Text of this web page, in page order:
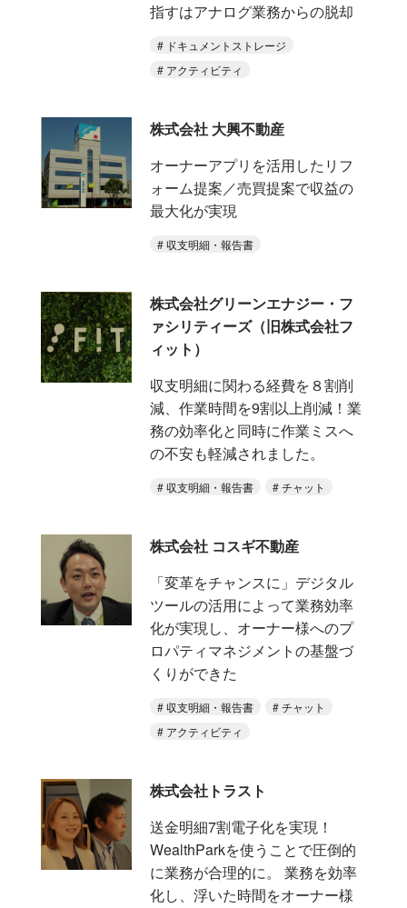
指すはアナログ業務からの脱却
ドキュメントストレージ
アクティビティ
株式会社 大興不動産
オーナーアプリを活用したリフ
ォーム提案／売買提案で収益の
最大化が実現
収支明細・報告書
株式会社グリーンエナジー・フ
ァシリティーズ（旧株式会社フ
ィット）
収支明細に関わる経費を８割削
減、作業時間を9割以上削減！業
務の効率化と同時に作業ミスへ
の不安も軽減されました。
収支明細・報告書 チャット
株式会社 コスギ不動産
「変革をチャンスに」デジタル
ツールの活用によって業務効率
化が実現し、オーナー様へのプ
ロパティマネジメントの基盤づ
くりができた
収支明細・報告書
チャット
アクティビティ
株式会社トラスト
送金明細7割電子化を実現！
WealthParkを使うことで圧倒的
に業務が合理的に。 業務を効率
化し、浮いた時間をオーナー様